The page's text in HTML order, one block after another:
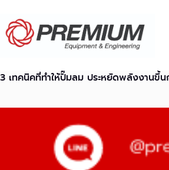
content
3 เทคนิคที่ทำให้ปั๊มลม ประหยัดพลังงานขึ้น